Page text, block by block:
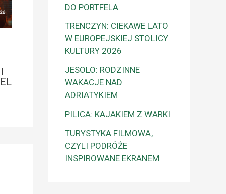
DO PORTFELA
TRENCZYN: CIEKAWE LATO
W EUROPEJSKIEJ STOLICY
KULTURY 2026
JESOLO: RODZINNE
WAKACJE NAD
ADRIATYKIEM
PILICA: KAJAKIEM Z WARKI
TURYSTYKA FILMOWA,
CZYLI PODRÓŻE
INSPIROWANE EKRANEM